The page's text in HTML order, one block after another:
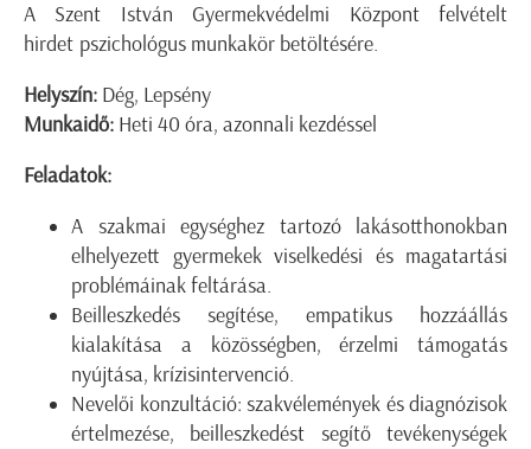
A Szent István Gyermekvédelmi Központ felvételt
hirdet pszichológus munkakör betöltésére.
Helyszín: Dég, Lepsény
Munkaidő: Heti 40 óra, azonnali kezdéssel
Feladatok:
A szakmai egységhez tartozó lakásotthonokban
elhelyezett gyermekek viselkedési és magatartási
problémáinak feltárása.
Beilleszkedés segítése, empatikus hozzáállás
kialakítása a közösségben, érzelmi támogatás
nyújtása, krízisintervenció.
Nevelői konzultáció: szakvélemények és diagnózisok
értelmezése, beilleszkedést segítő tevékenységek